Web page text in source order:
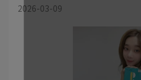
2026-03-09